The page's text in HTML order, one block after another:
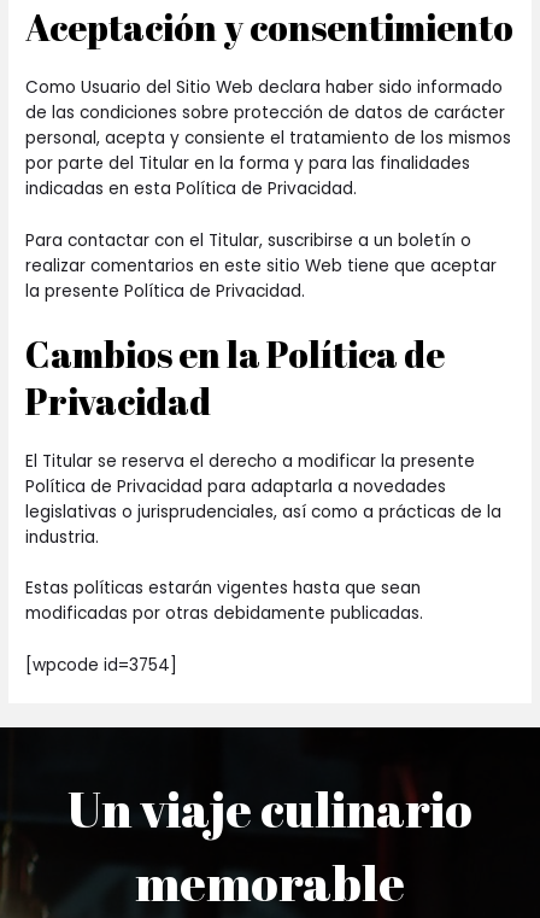
Aceptación y consentimiento
Como Usuario del Sitio Web declara haber sido informado
de las condiciones sobre protección de datos de carácter
personal, acepta y consiente el tratamiento de los mismos
por parte del Titular en la forma y para las finalidades
indicadas en esta Política de Privacidad.
Para contactar con el Titular, suscribirse a un boletín o
realizar comentarios en este sitio Web tiene que aceptar
la presente Política de Privacidad.
Cambios en la Política de
Privacidad
El Titular se reserva el derecho a modificar la presente
Política de Privacidad para adaptarla a novedades
legislativas o jurisprudenciales, así como a prácticas de la
industria.
Estas políticas estarán vigentes hasta que sean
modificadas por otras debidamente publicadas.
[wpcode id=3754]
Un viaje culinario
memorable